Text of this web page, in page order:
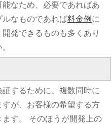
なため、必要であればあ
ルなものであれば料金例 に
発できるものも多くあり
するために、複数同時に
が、お客様の希望する方
す。 そのほうが開発上の